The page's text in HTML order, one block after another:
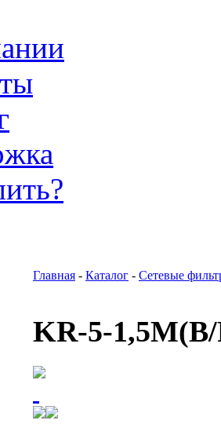
Главная - Каталог - Сетевые
KR-5-